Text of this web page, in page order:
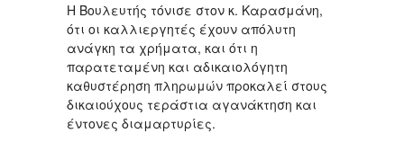
Η Βουλευτής τόνισε στον κ. Καρασμάνη,
ότι οι καλλιεργητές έχουν απόλυτη
ανάγκη τα χρήματα, και ότι η
παρατεταμένη και αδικαιολόγητη
καθυστέρηση πληρωμών προκαλεί στους
δικαιούχους τεράστια αγανάκτηση και
έντονες διαμαρτυρίες.